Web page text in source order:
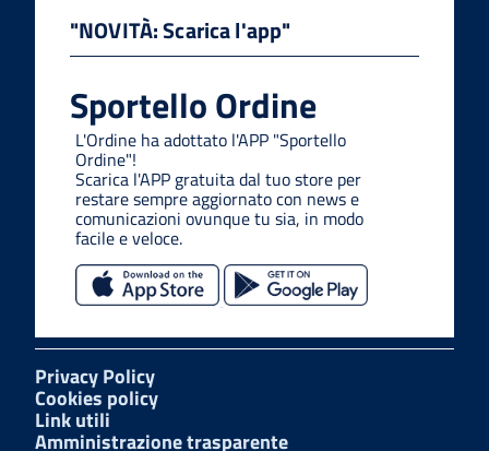
"NOVITÀ: Scarica l'app"
Sportello Ordine
L'Ordine ha adottato l'APP "Sportello
Ordine"!
Scarica l'APP gratuita dal tuo store per
restare sempre aggiornato con news e
comunicazioni ovunque tu sia, in modo
facile e veloce.
Privacy Policy
Cookies policy
Link utili
Amministrazione trasparente